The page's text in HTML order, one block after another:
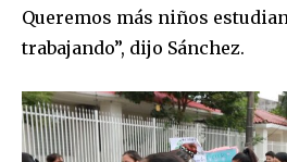
Queremos más niños
trabajando”, dijo Sánchez.